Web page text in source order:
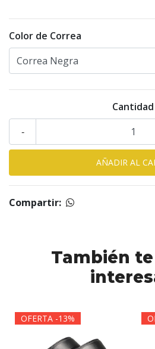
Color de Correa
Cantidad
-
Compartir:
También
OFERTA -13%